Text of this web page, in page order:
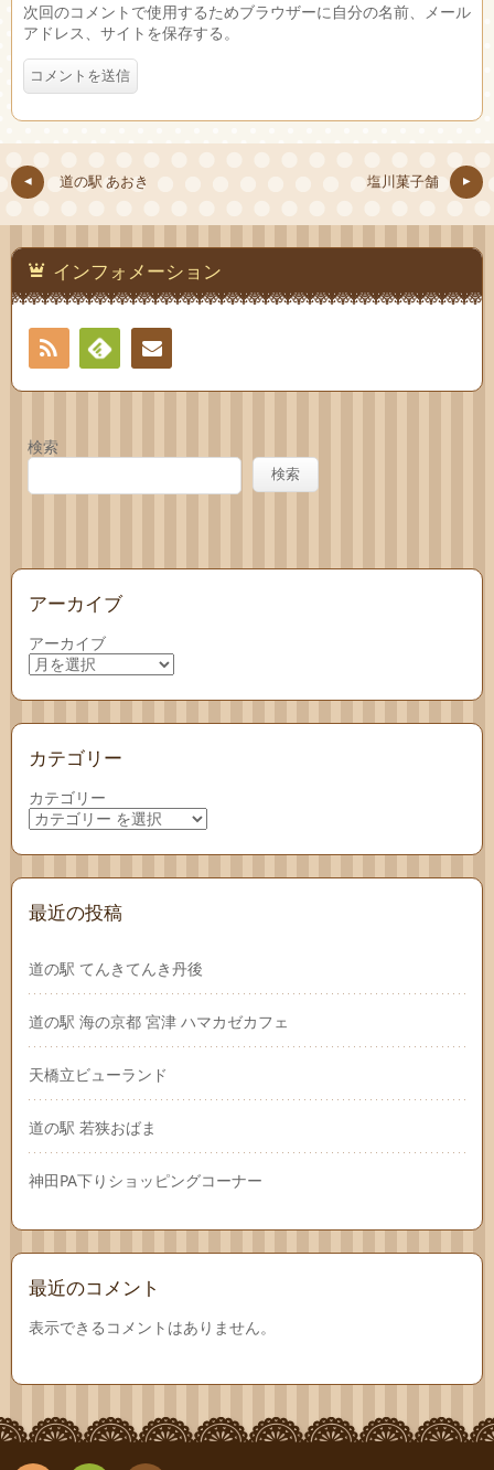
次回のコメントで使用するためブラウザーに自分の名前、メール
アドレス、サイトを保存する。
道の駅 あおき 塩川菓子舗
インフォメーション
RSS
Feedlyお問
検索
検索
アーカイブ
アーカイブ
カテゴリー
カテゴリー
最近の投稿
道の駅 てんきてんき丹後
道の駅 海の京都 宮津 ハマカゼカフェ
天橋立ビューランド
道の駅 若狭おばま
神田PA下りショッピングコーナー
最近のコメント
表示できるコメントはありません。